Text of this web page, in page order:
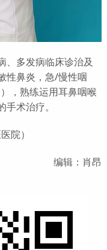
、多发病临床诊治及
性鼻炎，急/慢性咽
，熟练运用耳鼻咽喉
术治疗。
院）
编辑：肖昂